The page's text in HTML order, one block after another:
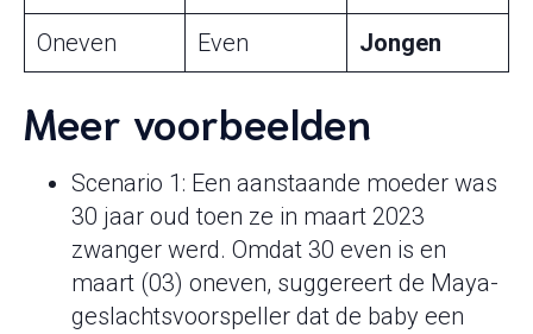
Oneven Even Jongen
Meer voorbeelden
Scenario 1: Een aanstaande moeder was
30 jaar oud toen ze in maart 2023
zwanger werd. Omdat 30 even is en
maart (03) oneven, suggereert de Maya-
geslachtsvoorspeller dat de baby een